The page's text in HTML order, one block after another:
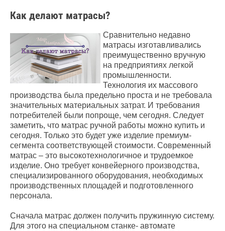
Как делают матрасы?
Сравнительно недавно
матрасы изготавливались
преимущественно вручную
на предприятиях легкой
промышленности.
Технология их массового
производства была предельно проста и не требовала
значительных материальных затрат. И требования
потребителей были попроще, чем сегодня. Следует
заметить, что матрас ручной работы можно купить и
сегодня. Только это будет уже изделие премиум-
сегмента соответствующей стоимости. Современный
матрас – это высокотехнологичное и трудоемкое
изделие. Оно требует конвейерного производства,
специализированного оборудования, необходимых
производственных площадей и подготовленного
персонала.
Сначала матрас должен получить пружинную систему.
Для этого на специальном станке- автомате